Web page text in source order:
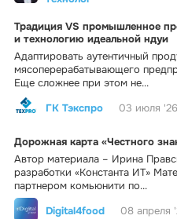
Традиция VS промышленное
и технологию идеальной ндуи
Адаптировать аутентичный
мясоперерабатывающего
Еще сложнее при этом не...
ГК Тэкспро
03 июля '26
Дорожная карта «Честного
Автор материала – Ирина
разработки «Константа ИТ»
партнером комьюнити по...
Digital4food
08 апреля